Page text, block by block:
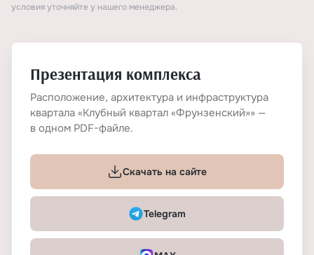
условия уточняйте у нашего менеджера.
Презентация комплекса
Расположение, архитектура и инфраструктура
квартала «Клубный квартал «Фрунзенский»» —
в одном PDF-файле.
Скачать на сайте
Telegram